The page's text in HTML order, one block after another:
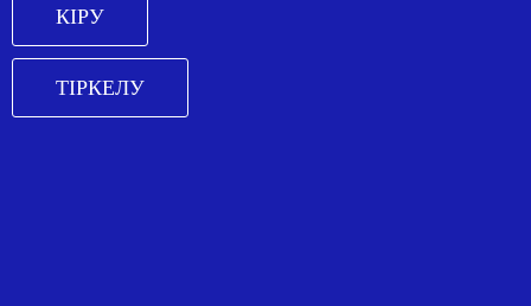
КІРУ
ТІРКЕЛУ